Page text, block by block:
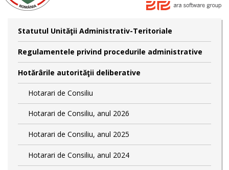
Statutul Unităţii Administrativ-Teritoriale
Regulamentele privind procedurile administrative
Hotărârile autorităţii deliberative
Hotarari de Consiliu
Hotarari de Consiliu, anul 2026
Hotarari de Consiliu, anul 2025
Hotarari de Consiliu, anul 2024